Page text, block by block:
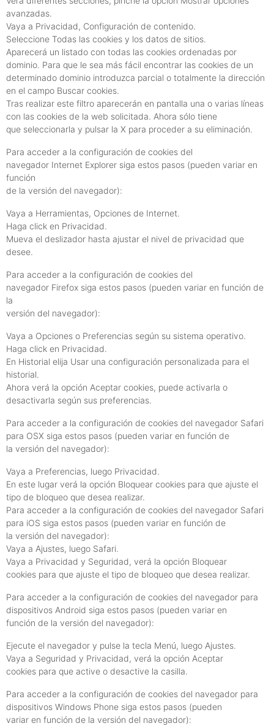
avanzadas.
Vaya a Privacidad, Configuración de contenido.
Seleccione Todas las cookies y los datos de sitios.
Aparecerá un listado con todas las cookies ordenadas por
dominio. Para que le sea más fácil encontrar las cookies de un
determinado dominio introduzca parcial o totalmente la dirección
en el campo Buscar cookies.
Tras realizar este filtro aparecerán en pantalla una o varias líneas
con las cookies de la web solicitada. Ahora sólo tiene
que seleccionarla y pulsar la X para proceder a su eliminación.
Para acceder a la configuración de cookies del
navegador Internet Explorer siga estos pasos (pueden variar en
función
de la versión del navegador):
Vaya a Herramientas, Opciones de Internet.
Haga click en Privacidad.
Mueva el deslizador hasta ajustar el nivel de privacidad que
desee.
Para acceder a la configuración de cookies del
navegador Firefox siga estos pasos (pueden variar en función de
la
versión del navegador):
Vaya a Opciones o Preferencias según su sistema operativo.
Haga click en Privacidad.
En Historial elija Usar una configuración personalizada para el
historial.
Ahora verá la opción Aceptar cookies, puede activarla o
desactivarla según sus preferencias.
Para acceder a la configuración de cookies del navegador Safari
para OSX siga estos pasos (pueden variar en función de
la versión del navegador):
Vaya a Preferencias, luego Privacidad.
En este lugar verá la opción Bloquear cookies para que ajuste el
tipo de bloqueo que desea realizar.
Para acceder a la configuración de cookies del navegador Safari
para iOS siga estos pasos (pueden variar en función de
la versión del navegador):
Vaya a Ajustes, luego Safari.
Vaya a Privacidad y Seguridad, verá la opción Bloquear
cookies para que ajuste el tipo de bloqueo que desea realizar.
Para acceder a la configuración de cookies del navegador para
dispositivos Android siga estos pasos (pueden variar en
función de la versión del navegador):
Ejecute el navegador y pulse la tecla Menú, luego Ajustes.
Vaya a Seguridad y Privacidad, verá la opción Aceptar
cookies para que active o desactive la casilla.
Para acceder a la configuración de cookies del navegador para
dispositivos Windows Phone siga estos pasos (pueden
variar en función de la versión del navegador):